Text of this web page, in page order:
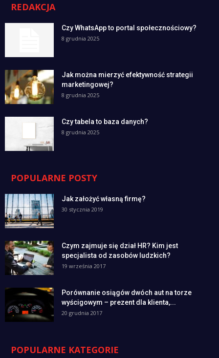
REDAKCJA
Czy WhatsApp to portal społecznościowy?
8 grudnia 2025
Jak można mierzyć efektywność strategii
marketingowej?
8 grudnia 2025
Czy tabela to baza danych?
8 grudnia 2025
POPULARNE POSTY
Jak założyć własną firmę?
30 stycznia 2019
Czym zajmuje się dział HR? Kim jest
specjalista od zasobów ludzkich?
19 września 2017
Porównanie osiągów dwóch aut na torze
wyścigowym – prezent dla klienta,...
20 grudnia 2017
POPULARNE KATEGORIE